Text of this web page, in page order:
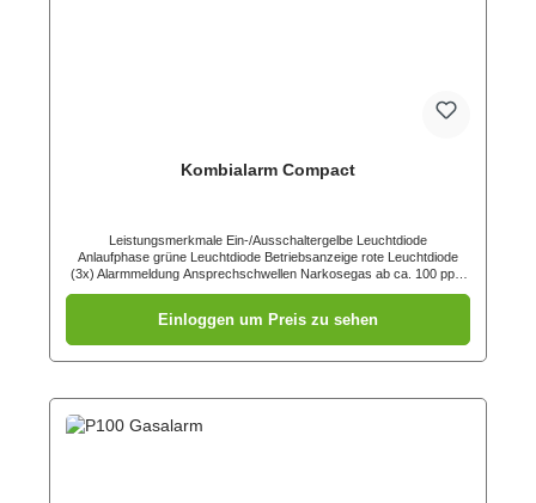
Kombialarm Compact
Leistungsmerkmale Ein-/Ausschaltergelbe Leuchtdiode
Anlaufphase grüne Leuchtdiode Betriebsanzeige rote Leuchtdiode
(3x) Alarmmeldung Ansprechschwellen Narkosegas ab ca. 100 ppm
(Stadtgas) ca. 0,8 % in der Raumluft
Einloggen um Preis zu sehen